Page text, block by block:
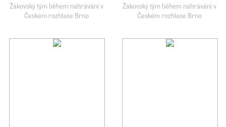
Žákovský tým během nahrávání v
Českém rozhlase Brno
Žákovský tým během nahrávání v
Českém rozhlase Brno